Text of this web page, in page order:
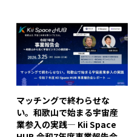
マッチングで終わらせな
い。和歌山で始まる宇宙産
業参入の実践― Kii Space